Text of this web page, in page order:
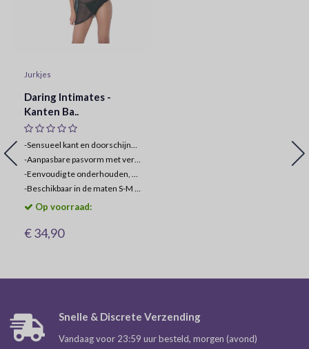
Jurkjes
Daring Intimates -
Kanten Ba..
-Sensueel kant en doorschijnende mesh combo
-Aanpasbare pasvorm met verstelbare bandjes
-Eenvoudig te onderhouden, wasbaar in de machine
-Beschikbaar in de maten S-M en L-XL
Op voorraad:
€ 34,90
Snelle & Discrete Verzending
Vandaag voor 23:59 uur besteld, morgen (avond)